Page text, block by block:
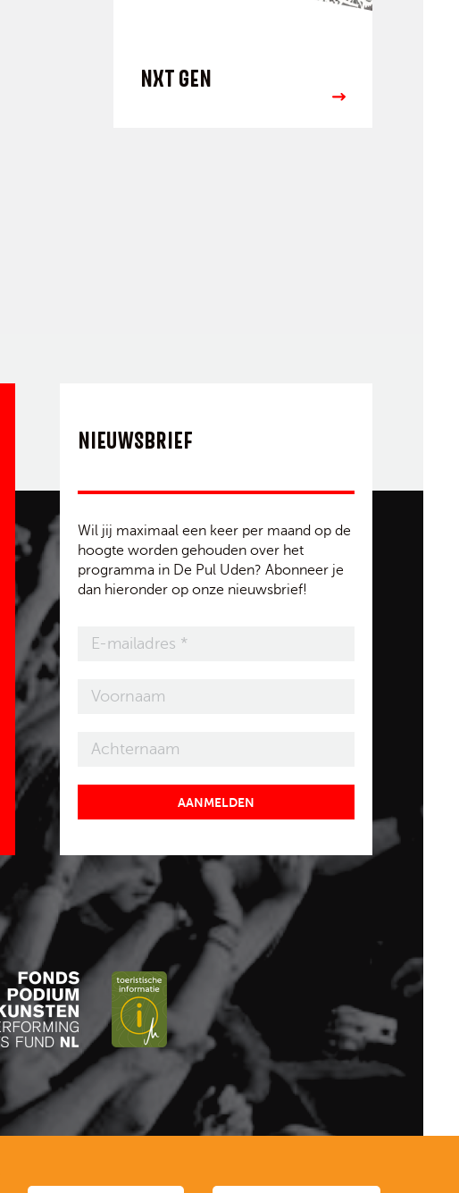
NXT GEN
NIEUWSBRIEF
Wil jij maximaal een keer per maand op de
hoogte worden gehouden over het
programma in De Pul Uden? Abonneer je
dan hieronder op onze nieuwsbrief!
AANMELDEN